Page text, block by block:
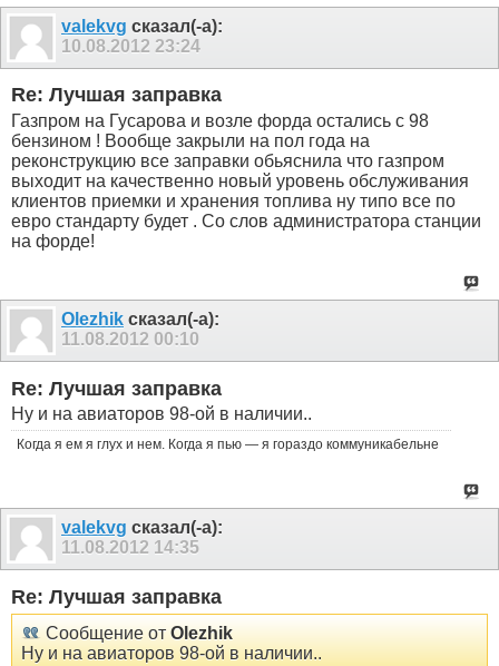
valekvg сказал(-а):
10.08.2012 23:24
Re: Лучшая заправка
Газпром на Гусарова и возле форда остались с 98
бензином ! Вообще закрыли на пол года на
реконструкцию все заправки обьяснила что газпром
выходит на качественно новый уровень обслуживания
клиентов приемки и хранения топлива ну типо все по
евро стандарту будет . Со слов администратора станции
на форде!
Olezhik сказал(-а):
11.08.2012 00:10
Re: Лучшая заправка
Ну и на авиаторов 98-ой в наличии..
Когда я ем я глух и нем. Когда я пью — я гораздо коммуникабельне
valekvg сказал(-а):
11.08.2012 14:35
Re: Лучшая заправка
Сообщение от Olezhik
Ну и на авиаторов 98-ой в наличии..